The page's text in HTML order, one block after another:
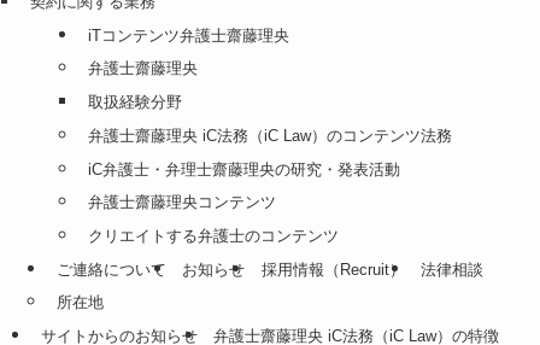
iTコンテンツ弁護士齋藤理央
弁護士齋藤理央
取扱経験分野
弁護士齋藤理央 iC法務（iC Law）のコンテンツ法務
iC弁護士・弁理士齋藤理央の研究・発表活動
弁護士齋藤理央コンテンツ
クリエイトする弁護士のコンテンツ
ご連絡について
所在地
お知らせ 採用情報（Recruit） 法律相談
サイトからのお知らせ
弁護士齋藤理央 iC法務（iC Law）の特徴